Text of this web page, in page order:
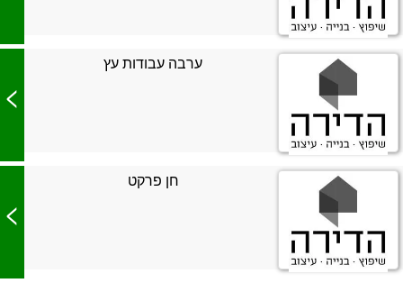
ערבה עבודות עץ
>
חן פרקט
>